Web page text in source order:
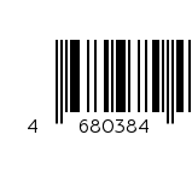
4 680384